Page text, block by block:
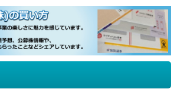
公開株）の買い方